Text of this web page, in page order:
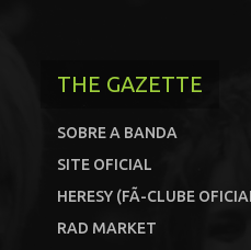
THE GAZETTE
SOBRE A BANDA
SITE OFICIAL
HERESY (FÃ-CLUBE
RAD MARKET